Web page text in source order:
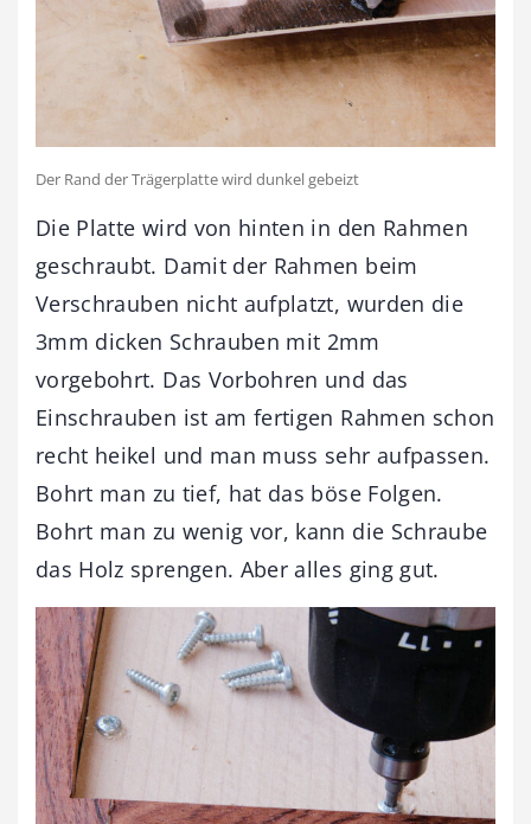
Der Rand der Trägerplatte wird dunkel gebeizt
Die Platte wird von hinten in den Rahmen
geschraubt. Damit der Rahmen beim
Verschrauben nicht aufplatzt, wurden die
3mm dicken Schrauben mit 2mm
vorgebohrt. Das Vorbohren und das
Einschrauben ist am fertigen Rahmen schon
recht heikel und man muss sehr aufpassen.
Bohrt man zu tief, hat das böse Folgen.
Bohrt man zu wenig vor, kann die Schraube
das Holz sprengen. Aber alles ging gut.